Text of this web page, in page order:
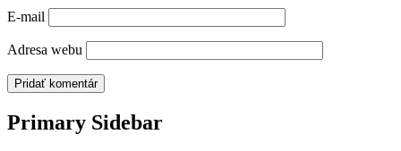
E-mail
Adresa webu
Primary Sidebar